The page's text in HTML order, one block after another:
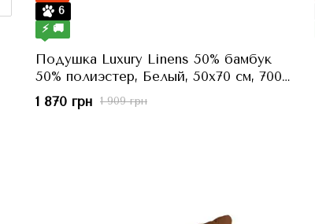
6
⚡ 🚚
Подушка Luxury Linens 50% бамбук
50% полиэстер, Белый, 50x70 см, 700
г, h=18 см 1 909 грн
1 870 грн